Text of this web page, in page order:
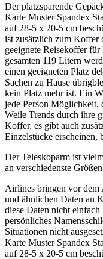
Der platzsparende
Karte Muster Spandex
auf 28-5 x 20-5 cm
ist zusätzlich zum
geeignete Reisekoffer
gesamten 119 Litern
einen geeigneten Platz
Sachen zu Hause
kein Platz mehr ist. Ein
jede Person Möglichkeit,
Weile Trends durch ihre
Koffer, es gibt auch
Einzelstücke erscheinen,
Der Teleskoparm ist
an verschiedenste
Airlines bringen vor dem
und ähnlichen Daten an
diese Daten nicht
persönliches
Situationen nicht
Karte Muster Spandex
auf 28-5 x 20-5 cm